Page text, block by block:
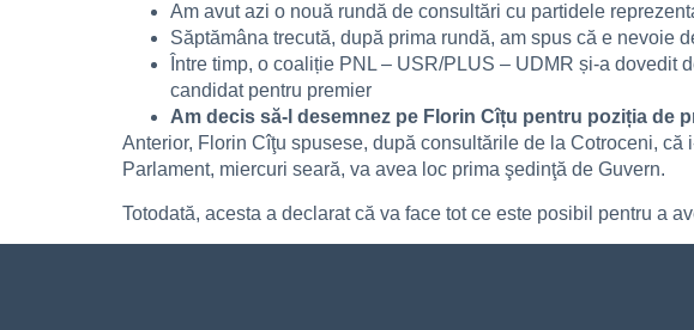
Am avut azi o nouă rundă de consultări cu partidele
Săptămâna trecută, după prima rundă, am spus că e nevoie
Între timp, o coaliție PNL – USR/PLUS – UDMR și-a
candidat pentru premier
Am decis să-l desemnez pe Florin Cîțu pentru poziția de
Anterior, Florin Cîţu spusese, după consultările de la Cotroceni,
Parlament, miercuri seară, va avea loc prima şedinţă de Guvern.
Totodată, acesta a declarat că va face tot ce este posibil pentru a